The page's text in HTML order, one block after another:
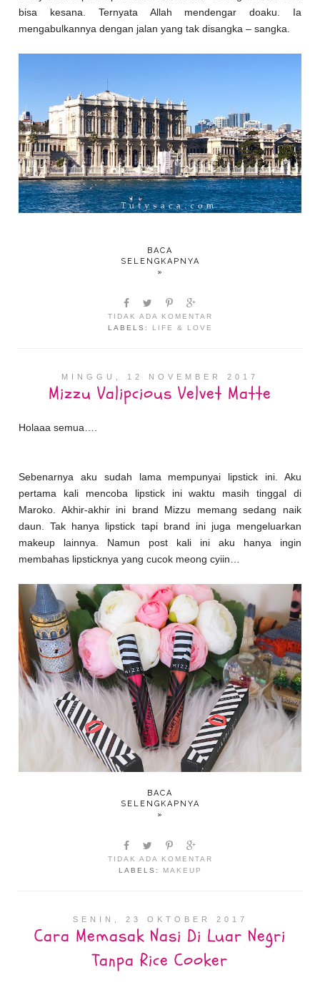
bisa kesana. Ternyata Allah mendengar doaku. Ia
mengabulkannya dengan jalan yang tak disangka – sangka.
BACA
SELENGKAPNYA
»
TIDAK ADA KOMENTAR
LABELS:
LIFE & LOVE
MINGGU, 12 NOVEMBER 2017
Mizzu Valipcious Velvet Matte
Holaaa semua….
Sebenarnya aku sudah lama mempunyai lipstick ini. Aku
pertama kali mencoba lipstick ini waktu masih tinggal di
Maroko. Akhir-akhir ini brand Mizzu memang sedang naik
daun. Tak hanya lipstick tapi brand ini juga mengeluarkan
makeup lainnya. Namun post kali ini aku hanya ingin
membahas lipsticknya yang cucok meong cyiin…
BACA
SELENGKAPNYA
»
TIDAK ADA KOMENTAR
LABELS:
MAKEUP
SENIN, 23 OKTOBER 2017
Cara Memasak Nasi Di Luar Negri
Tanpa Rice Cooker